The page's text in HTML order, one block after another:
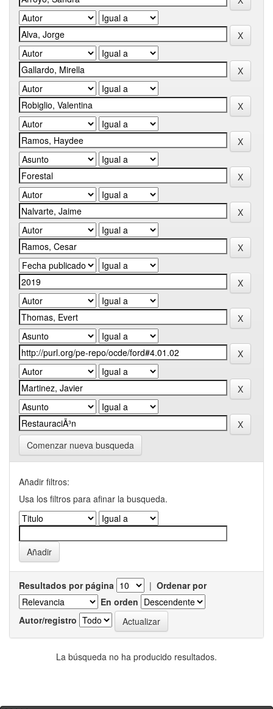
Comenzar nueva busqueda
Añadir filtros:
Usa los filtros para afinar la busqueda.
Resultados por página | Ordenar por
En orden
Autor/registro
La búsqueda no ha producido resultados.